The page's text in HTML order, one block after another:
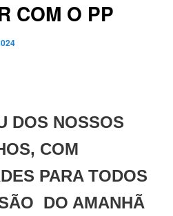
COM O PP
DOS NOSSOS
COM
PARA TODOS
DO AMANHÃ